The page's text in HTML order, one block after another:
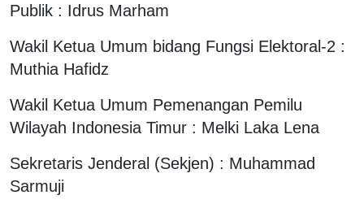
Publik : Idrus Marham
Wakil Ketua Umum bidang Fungsi Elektoral-2 :
Muthia Hafidz
Wakil Ketua Umum Pemenangan Pemilu
Wilayah Indonesia Timur : Melki Laka Lena
Sekretaris Jenderal (Sekjen) : Muhammad
Sarmuji